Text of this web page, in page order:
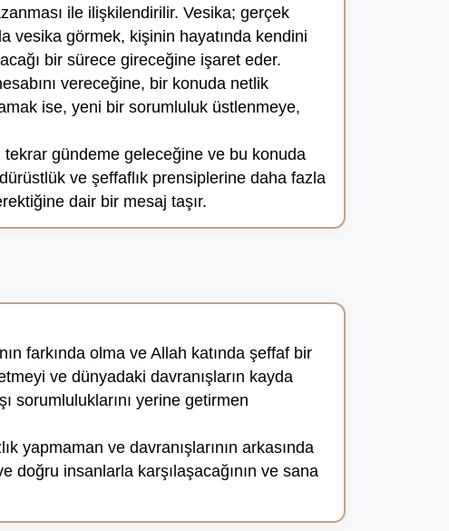
ile ilişkilendirilir. Vesika; gerçek
vesika görmek, kişinin hayatında kendini
bir sürece gireceğine işaret eder.
vereceğine, bir konuda netlik
ise, yeni bir sorumluluk üstlenmeye,
tekrar gündeme geleceğine ve bu konuda
ve şeffaflık prensiplerine daha fazla
dair bir mesaj taşır.
farkında olma ve Allah katında şeffaf bir
ve dünyadaki davranışların kayda
sorumluluklarını yerine getirmen
yapmaman ve davranışlarının arkasında
insanlarla karşılaşacağının ve sana